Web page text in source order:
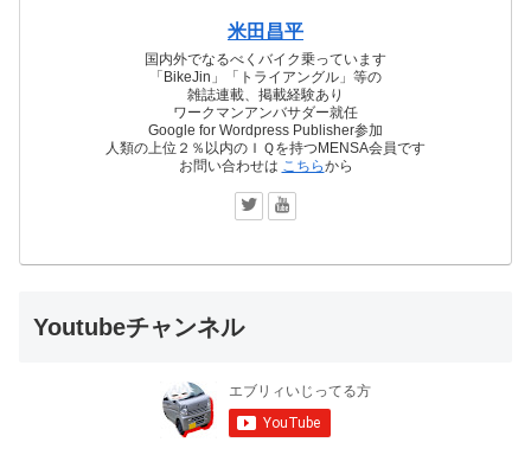
米田昌平
国内外でなるべくバイク乗っています
「BikeJin」「トライアングル」等の
雑誌連載、掲載経験あり
ワークマンアンバサダー就任
Google for Wordpress Publisher参加
人類の上位２％以内のＩＱを持つMENSA会員です
お問い合わせは こちらから
Youtubeチャンネル